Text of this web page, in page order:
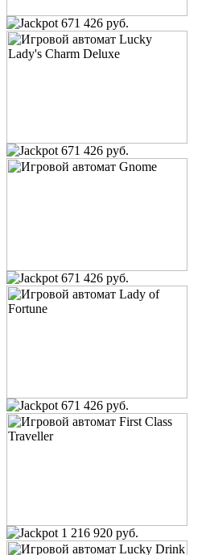
671 426 руб.
671 426 руб.
671 426 руб.
671 426 руб.
1 216 920 руб.